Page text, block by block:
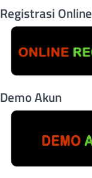
Registrasi Online
Demo Akun